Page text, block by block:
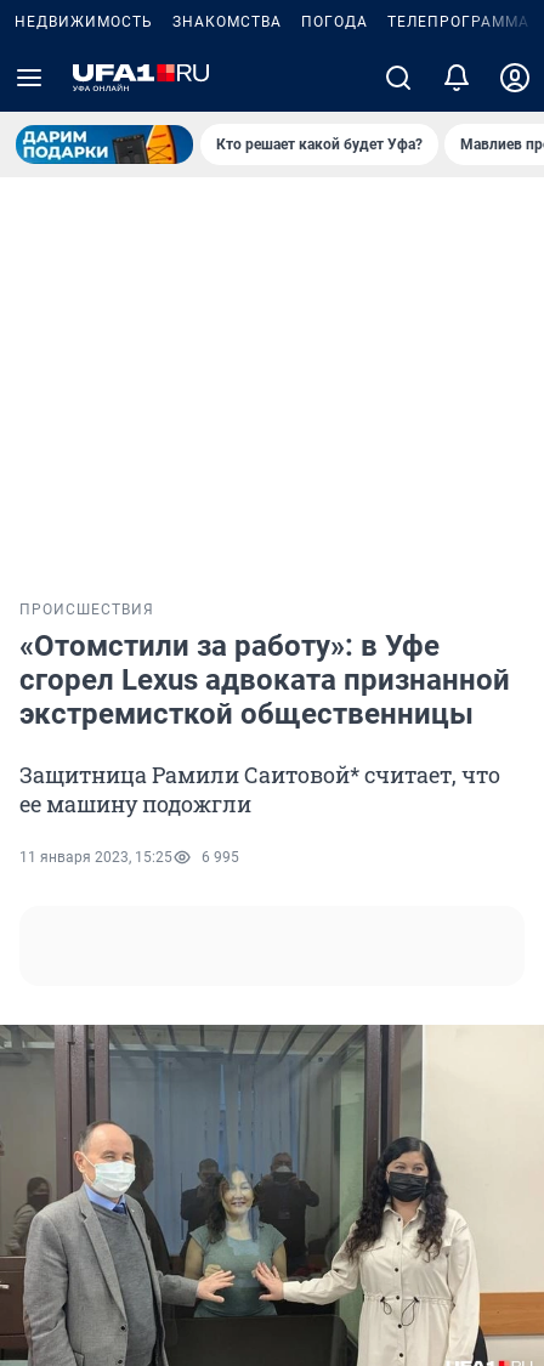
НЕДВИЖИМОСТЬ ЗНАКОМСТВА ПОГОДА ТЕЛЕПРОГРАММА
Кто решает какой будет Уфа? Мавлиев
ПРОИСШЕСТВИЯ
«Отомстили за работу»: в Уфе
сгорел Lexus адвоката признанной
экстремисткой общественницы
Защитница Рамили Саитовой* считает, что
ее машину подожгли
11 января 2023, 15:25 6 995